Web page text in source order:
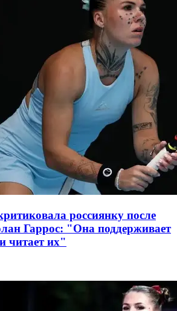
россиянку после
Гаррос: "Она поддерживает
читает их"